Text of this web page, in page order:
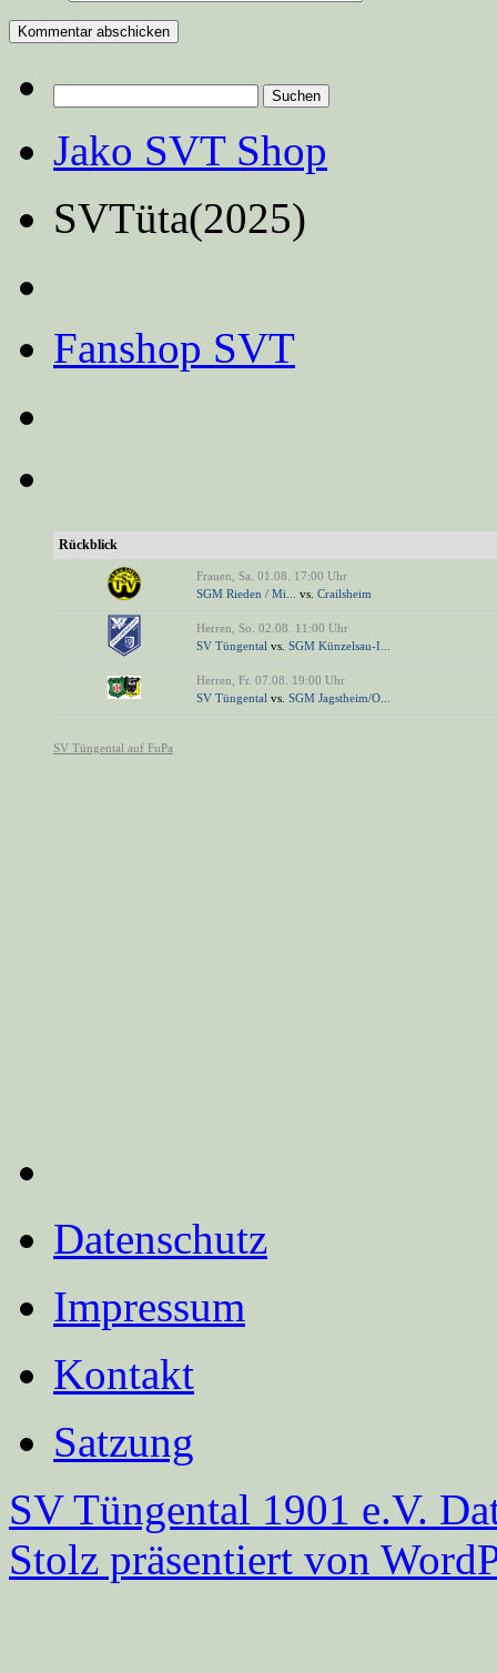
nach:
Jako SVT Shop
SVTüta(2025)
Fanshop SVT
Datenschutz
Impressum
Kontakt
Satzung
SV Tüngental 1901 e.V.
Stolz präsentiert von